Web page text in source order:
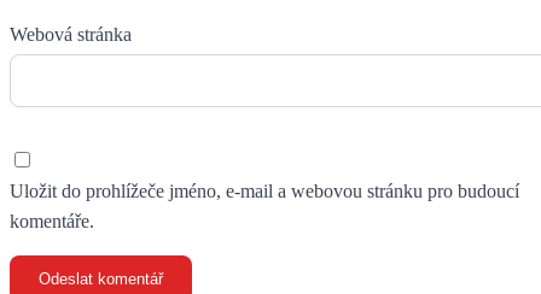
Webová stránka
Uložit do prohlížeče jméno, e-mail a webovou stránku pro budoucí
komentáře.